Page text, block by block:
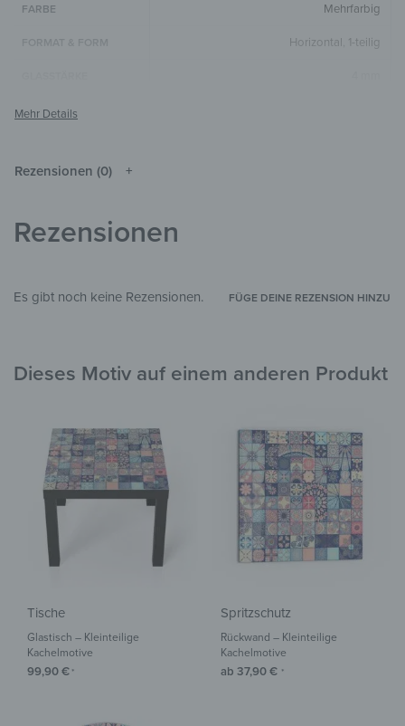
FARBE Mehrfarbig
Horizontal 1-teilig
HINWEIS
ZIMMER
Rezensionen (0)
Rezensionen
Es gibt noch keine Rezensionen. FÜGE DEINE REZENSION HINZU
Dieses Motiv auf einem anderen Produkt
Tische
Glastisch – Kleinteilige
Kachelmotive
99,90€ *
Spritzschutz
Rückwand – Kleinteilige
Kachelmotive
ab 37,90€ *